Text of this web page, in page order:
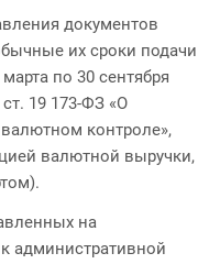
документов
их сроки подачи
по 30 сентября
19 173-ФЗ «О
контроле»,
валютной выручки,
на
административной